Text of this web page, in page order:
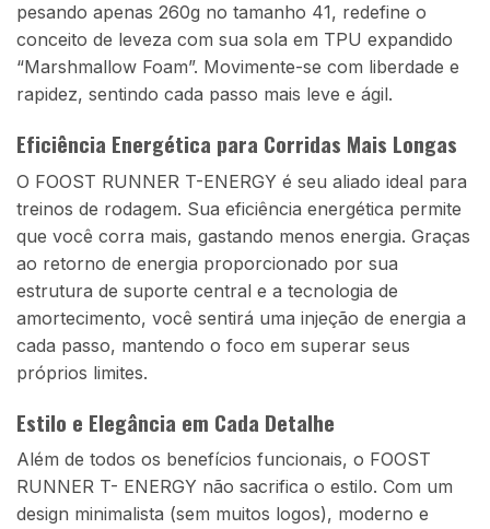
pesando apenas 260g no tamanho 41, redefine o
conceito de leveza com sua sola em TPU expandido
“Marshmallow Foam”. Movimente-se com liberdade e
rapidez, sentindo cada passo mais leve e ágil.
Eficiência Energética para Corridas Mais Longas
O FOOST RUNNER T-ENERGY é seu aliado ideal para
treinos de rodagem. Sua eficiência energética permite
que você corra mais, gastando menos energia. Graças
ao retorno de energia proporcionado por sua
estrutura de suporte central e a tecnologia de
amortecimento, você sentirá uma injeção de energia a
cada passo, mantendo o foco em superar seus
próprios limites.
Estilo e Elegância em Cada Detalhe
Além de todos os benefícios funcionais, o FOOST
RUNNER T- ENERGY não sacrifica o estilo. Com um
design minimalista (sem muitos logos), moderno e